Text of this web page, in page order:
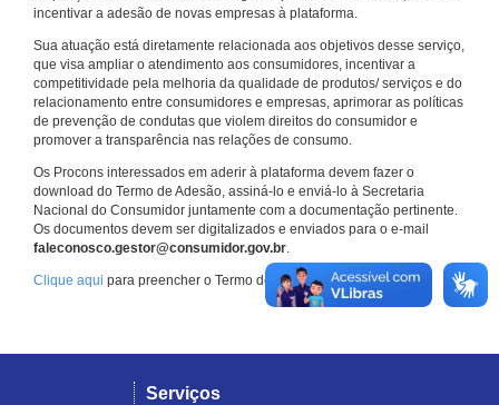
incentivar a adesão de novas empresas à plataforma.
Sua atuação está diretamente relacionada aos objetivos desse serviço,
que visa ampliar o atendimento aos consumidores, incentivar a
competitividade pela melhoria da qualidade de produtos/ serviços e do
relacionamento entre consumidores e empresas, aprimorar as políticas
de prevenção de condutas que violem direitos do consumidor e
promover a transparência nas relações de consumo.
Os Procons interessados em aderir à plataforma devem fazer o
download do Termo de Adesão, assiná-lo e enviá-lo à Secretaria
Nacional do Consumidor juntamente com a documentação pertinente.
Os documentos devem ser digitalizados e enviados para o e-mail
faleconosco.gestor@consumidor.gov.br.
Clique aqui para preencher o Termo de Adesão.
Serviços